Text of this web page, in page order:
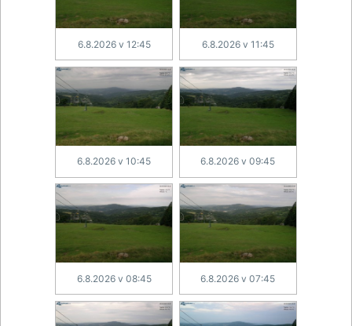
6.8.2026 v 12:45 6.8.2026 v 11:45
6.8.2026 v 10:45 6.8.2026 v 09:45
6.8.2026 v 08:45 6.8.2026 v 07:45